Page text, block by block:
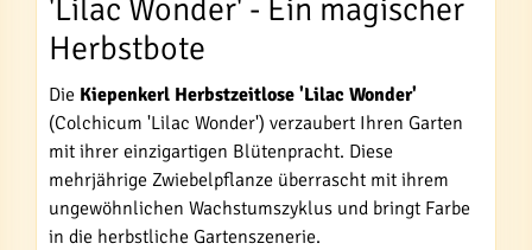
'Lilac Wonder' - Ein magischer
Herbstbote
Die Kiepenkerl Herbstzeitlose 'Lilac Wonder'
(Colchicum 'Lilac Wonder') verzaubert Ihren Garten
mit ihrer einzigartigen Blütenpracht. Diese
mehrjährige Zwiebelpflanze überrascht mit ihrem
ungewöhnlichen Wachstumszyklus und bringt Farbe
in die herbstliche Gartenszenerie.